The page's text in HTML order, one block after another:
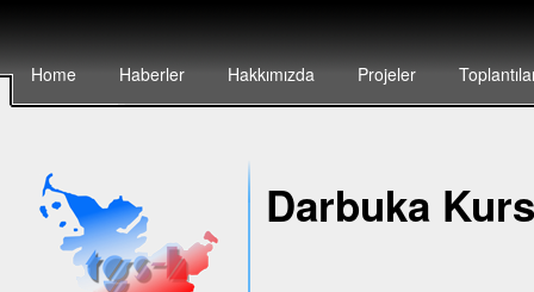
Home Haberler Hakkımızda Projeler
Darbuka